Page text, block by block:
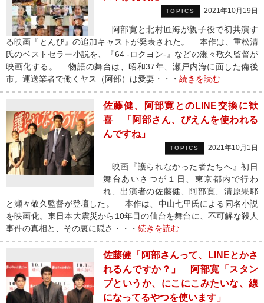
TOPICS 2021年10月19日
阿部寛と北村匠海が親子役で初共演す
る映画『とんび』の追加キャストが発表された。 本作は、重松清
氏のベストセラー小説を、『64 -ロクヨン-』などの瀬々敬久監督が
映画化する。 物語の舞台は、昭和37年、瀬戸内海に面した備後
市。運送業者で働くヤス（阿部）は愛妻・・・ 続きを読む
佐藤健、阿部寛とのLINE交換に歓
喜 「阿部さん、ぴえんを使われる
んですね」
TOPICS 2021年10月1日
映画『護られなかった者たちへ』初日
舞台あいさつが１日、東京都内で行わ
れ、出演者の佐藤健、阿部寛、清原果耶
と瀬々敬久監督が登壇した。 本作は、中山七里氏による同名小説
を映画化。東日本大震災から10年目の仙台を舞台に、不可解な殺人
事件の真相と、その裏に隠さ・・・ 続きを読む
佐藤健「阿部さんって、LINEとかさ
れるんですか？」 阿部寛「スタン
プというか、にこにこみたいな、線
になってるやつを使います」